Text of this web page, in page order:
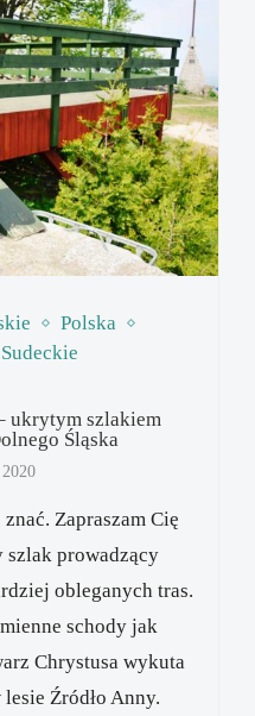
Polska
ukrytym szlakiem
Śląska
Zapraszam Cię
szlak prowadzący
obleganych tras.
schody jak
Chrystusa wykuta
Źródło Anny.